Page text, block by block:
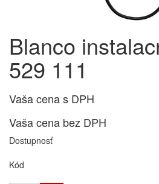
Blanco
529 111
Vaša cena s DPH
Vaša cena bez DPH
Dostupnosť
Kód